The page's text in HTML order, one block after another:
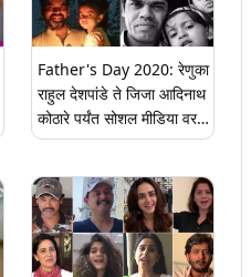
Father's Day 2020: रेणुका
राहुल देशपांडे ते जिजा आदिनाथ
कोठारे पर्यंत सोशल मीडिया वर
गाजल्या 'या' मराठमोळ्या बाप
Photos & Video)